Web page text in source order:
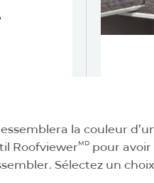
la couleur
RoofviewerMDpour avoir
Sélectez un